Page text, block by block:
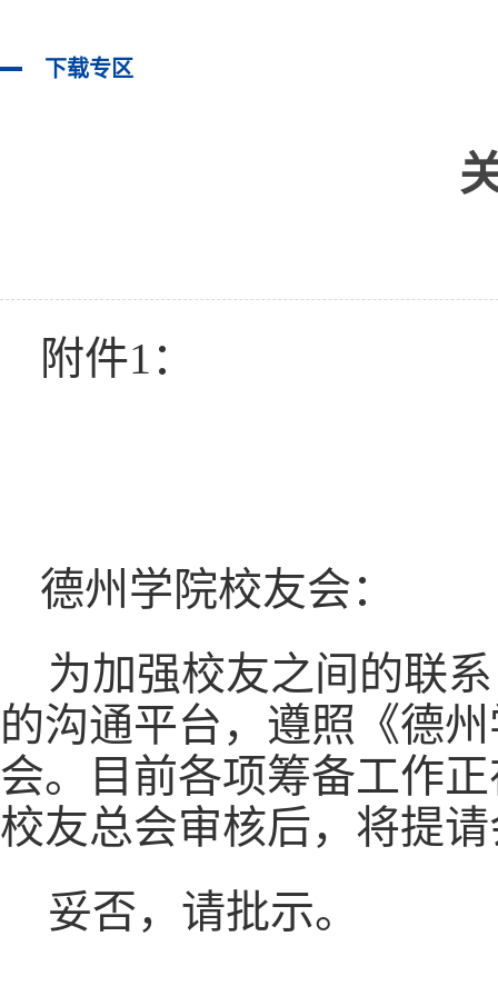
下载专区
附件1 ：
德州学院校友会：
为加强校友之间的联
的沟通平台，遵照《德
会。目前各项筹备工作
校友总会审核后，将提
妥否，请批示。